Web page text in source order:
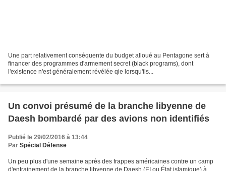
Une part relativement conséquente du budget alloué au Pentagone sert à
financer des programmes d'armement secret (black programs), dont
l'existence n'est généralement révélée qie lorsqu'ils...
Un convoi présumé de la branche libyenne de
Daesh bombardé par des avions non identifiés
Publié le 29/02/2016 à 13:44
Par Spécial Défense
Un peu plus d'une semaine après des frappes américaines contre un camp
d'entrainement de la branche libyenne de Daesh (EI ou État islamique) à